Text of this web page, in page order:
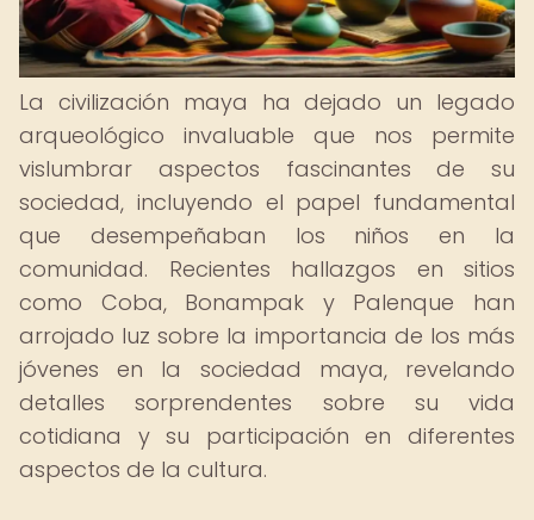
La civilización maya ha dejado un legado
arqueológico invaluable que nos permite
vislumbrar aspectos fascinantes de su
sociedad, incluyendo el papel fundamental
que desempeñaban los niños en la
comunidad. Recientes hallazgos en sitios
como Coba, Bonampak y Palenque han
arrojado luz sobre la importancia de los más
jóvenes en la sociedad maya, revelando
detalles sorprendentes sobre su vida
cotidiana y su participación en diferentes
aspectos de la cultura.